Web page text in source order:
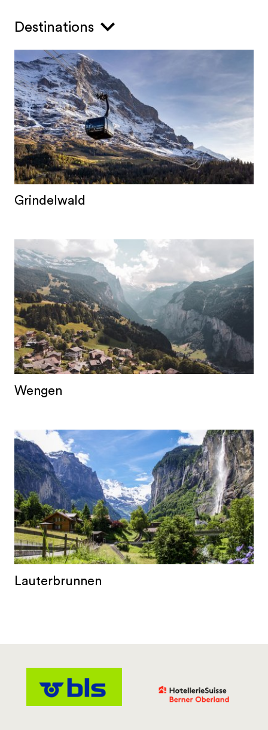
Destinations
Grindelwald
Wengen
Lauterbrunnen